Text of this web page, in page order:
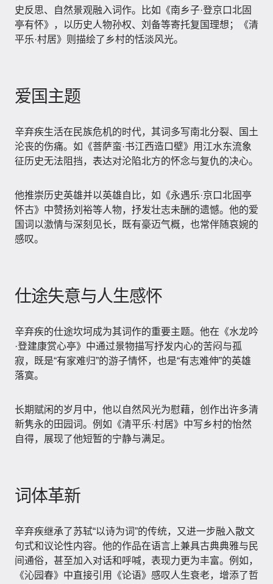
史反思、自然景观融入词作。比如《南乡子·登京口北固
亭有怀》，以历史人物孙权、刘备等寄托复国理想；《清
平乐·村居》则描绘了乡村的恬淡风光。
爱国主题
辛弃疾生活在民族危机的时代，其词多写南北分裂、国土
沦丧的伤痛。如《菩萨蛮·书江西造口壁》用江水东流象
征历史无法阻挡，表达对沦陷北方的怀念与复仇的决心。
他推崇历史英雄并以英雄自比，如《永遇乐·京口北固亭
怀古》中赞扬刘裕等人物，抒发壮志未酬的遗憾。他的爱
国词以激情与深刻见长，既有豪迈气概，也常伴随哀婉的
感叹。
仕途失意与人生感怀
辛弃疾的仕途坎坷成为其词作的重要主题。他在《水龙吟
·登建康赏心亭》中通过景物描写抒发内心的苦闷与孤
寂，既是“有家难归”的游子情怀，也是“有志难伸”的英雄
落寞。
长期赋闲的岁月中，他以自然风光为慰藉，创作出许多清
新隽永的田园词。例如《清平乐·村居》中写乡村的怡然
自得，展现了他短暂的宁静与满足。
词体革新
辛弃疾继承了苏轼“以诗为词”的传统，又进一步融入散文
句式和议论性内容。他的作品在语言上兼具古典典雅与民
间通俗，甚至加入对话和呼喊，表现力更为丰富。例如，
《沁园春》中直接引用《论语》感叹人生衰老，增添了哲